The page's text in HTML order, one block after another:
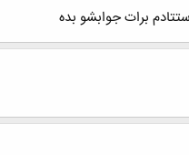
برات جوابشو بده